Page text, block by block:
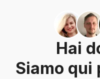
Hai
Siamo